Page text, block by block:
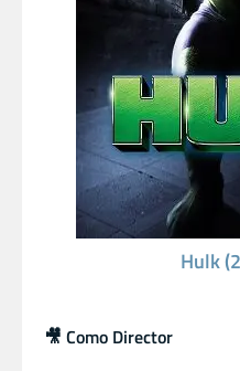
Hulk
🎥 Como Director